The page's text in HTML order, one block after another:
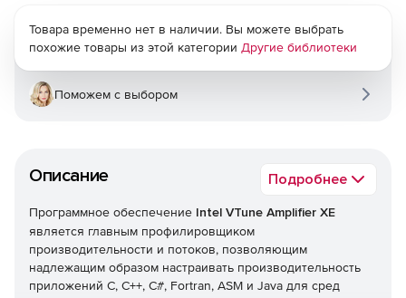
Описание Подробнее
Программное обеспечение Intel VTune Amplifier XE
является главным профилировщиком
производительности и потоков, позволяющим
надлежащим образом настраивать производительность
приложений C, C++, C#, Fortran, ASM и Java для сред
Товара временно нет в наличии. Вы можете выбрать
похожие товары из этой категории Другие библиотеки
Поможем с выбором